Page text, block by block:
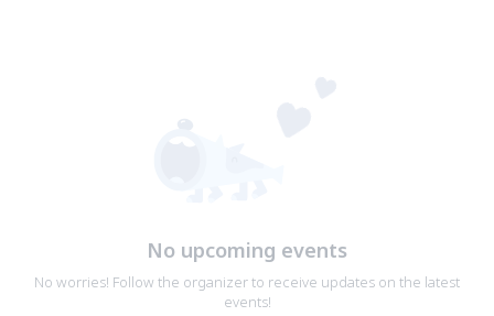
No upcoming events
No worries! Follow the organizer to receive updates on the latest
events!